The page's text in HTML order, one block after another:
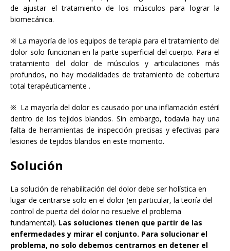
de ajustar el tratamiento de los músculos para lograr la
biomecánica.
※ La mayoría de los equipos de terapia para el tratamiento del
dolor solo funcionan en la parte superficial del cuerpo. Para el
tratamiento del dolor de músculos y articulaciones más
profundos, no hay modalidades de tratamiento de cobertura
total terapéuticamente .
※ La mayoría del dolor es causado por una inflamación estéril
dentro de los tejidos blandos. Sin embargo, todavía hay una
falta de herramientas de inspección precisas y efectivas para
lesiones de tejidos blandos en este momento.
Solución
La solución de rehabilitación del dolor debe ser holística en
lugar de centrarse solo en el dolor (en particular, la teoría del
control de puerta del dolor no resuelve el problema
fundamental). Las soluciones tienen que partir de las
enfermedades y mirar el conjunto. Para solucionar el
problema, no solo debemos centrarnos en detener el